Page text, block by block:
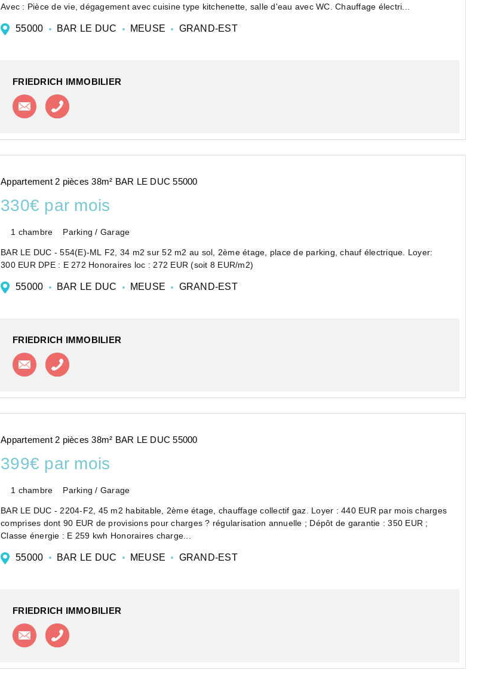
Avec : Pièce de vie, dégagement avec cuisine type kitchenette, salle d'eau avec WC. Chauffage électri...
55000 BAR LE DUC MEUSE GRAND-EST
FRIEDRICH IMMOBILIER
Contacter l'agence
Appartement 2 pièces 38m² BAR LE DUC 55000
330€ par mois
1 chambre Parking / Garage
BAR LE DUC - 554(E)-ML F2, 34 m2 sur 52 m2 au sol, 2ème étage, place de parking, chauf électrique. Loyer:
300 EUR DPE : E 272 Honoraires loc : 272 EUR (soit 8 EUR/m2)
55000 BAR LE DUC MEUSE GRAND-EST
FRIEDRICH IMMOBILIER
Contacter l'agence
Appartement 2 pièces 38m² BAR LE DUC 55000
399€ par mois
1 chambre Parking / Garage
BAR LE DUC - 2204-F2, 45 m2 habitable, 2ème étage, chauffage collectif gaz. Loyer : 440 EUR par mois charges
comprises dont 90 EUR de provisions pour charges ? régularisation annuelle ; Dépôt de garantie : 350 EUR ;
Classe énergie : E 259 kwh Honoraires charge...
55000 BAR LE DUC MEUSE GRAND-EST
FRIEDRICH IMMOBILIER
Contacter l'agence